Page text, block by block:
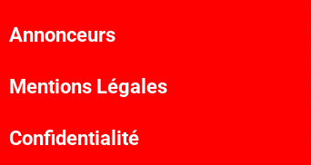
Annonceurs
Mentions Légales
Confidentialité